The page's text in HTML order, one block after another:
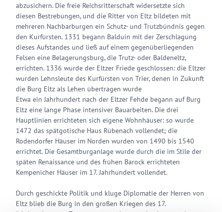
abzusichern. Die freie Reichsritterschaft widersetzte sich
diesen Bestrebungen, und die Ritter von Eltz bildeten mit
mehreren Nachbarburgen ein Schutz- und Trutzbündnis gegen
den Kurfürsten. 1331 begann Balduin mit der Zerschlagung
dieses Aufstandes und ließ auf einem gegenüberliegenden
Felsen eine Belagerungsburg, die Trutz- oder Baldeneltz,
errichten. 1336 wurde der Eltzer Friede geschlossen: die Eltzer
wurden Lehnsleute des Kurfürsten von Trier, denen in Zukunft
die Burg Eltz als Lehen übertragen wurde
Etwa ein Jahrhundert nach der Eltzer Fehde begann auf Burg
Eltz eine lange Phase intensiver Bauarbeiten. Die drei
Hauptlinien errichteten sich eigene Wohnhäuser: so wurde
1472 das spätgotische Haus Rübenach vollendet; die
Rodendorfer Häuser im Norden wurden von 1490 bis 1540
errichtet. Die Gesamtburganlage wurde durch die im Stile der
späten Renaissance und des frühen Barock errichteten
Kempenicher Häuser im 17. Jahrhundert vollendet.
Durch geschickte Politik und kluge Diplomatie der Herren von
Eltz blieb die Burg in den großen Kriegen des 17.